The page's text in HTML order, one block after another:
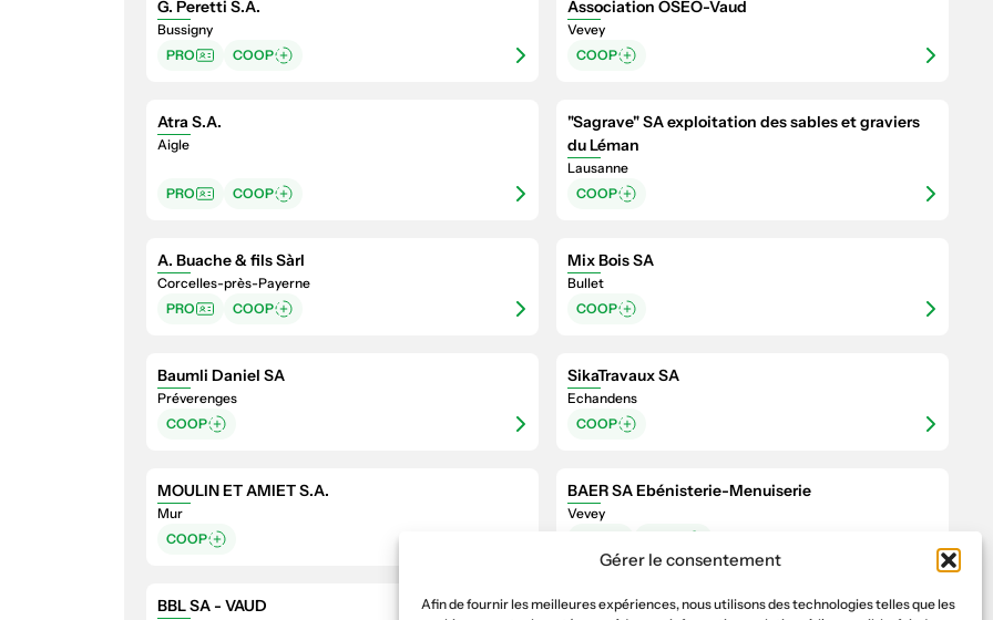
Gérer le consentement
Afin de fournir les meilleures expériences, nous utilisons des technologies telles que les
G. Peretti S.A.
Bussigny
PRO
COOP
Association OSEO-Vaud
Vevey
COOP
Atra S.A.
Aigle
PRO COOP
"Sagrave" SA exploitation des sables et graviers
du Léman
Lausanne
COOP
A. Buache & fils Sàrl
Corcelles-près-Payerne
PRO
COOP
Mix Bois SA
Bullet
COOP
Baumli Daniel SA
Préverenges
COOP
SikaTravaux SA
Echandens
COOP
MOULIN ET AMIET S.A.
Mur
COOP
BAER SA Ebénisterie-Menuiserie
Vevey
BBL SA - VAUD Pesenti Mauro Plâtrerie-peinture